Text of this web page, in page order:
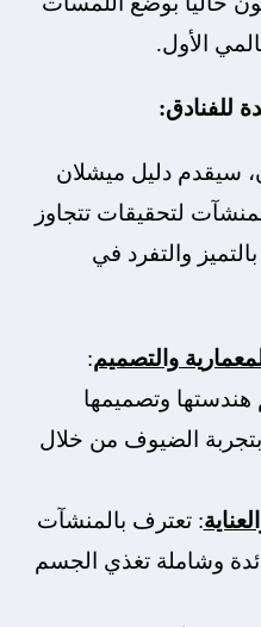
الأول.
للفنادق:
سيقدم دليل ميشلان
لتحقيقات تتجاوز
والتفرد في
والتصميم:
هندستها وتصميمها
الضيوف من خلال
: تعترف بالمنشآت
وشاملة تغذي الجسم